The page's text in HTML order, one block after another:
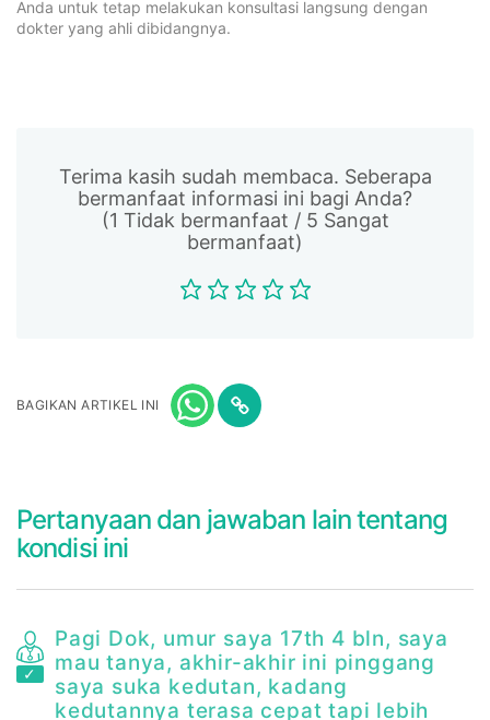
Anda untuk tetap melakukan konsultasi langsung dengan
dokter yang ahli dibidangnya.
Terima kasih sudah membaca. Seberapa
bermanfaat informasi ini bagi Anda?
(1 Tidak bermanfaat / 5 Sangat
bermanfaat)
BAGIKAN ARTIKEL INI
Pertanyaan dan jawaban lain tentang
kondisi ini
Pagi Dok, umur saya 17th 4 bln, saya
mau tanya, akhir-akhir ini pinggang
saya suka kedutan, kadang
kedutannya terasa cepat tapi lebih